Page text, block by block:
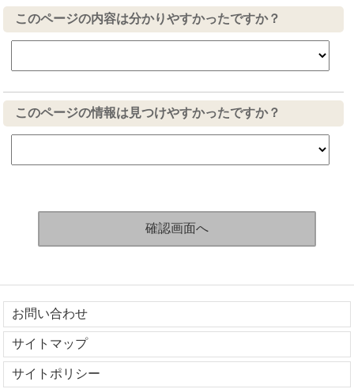
このページの内容は分かりやすかったですか？
このページの情報は見つけやすかったですか？
お問い合わせ
サイトマップ
サイトポリシー